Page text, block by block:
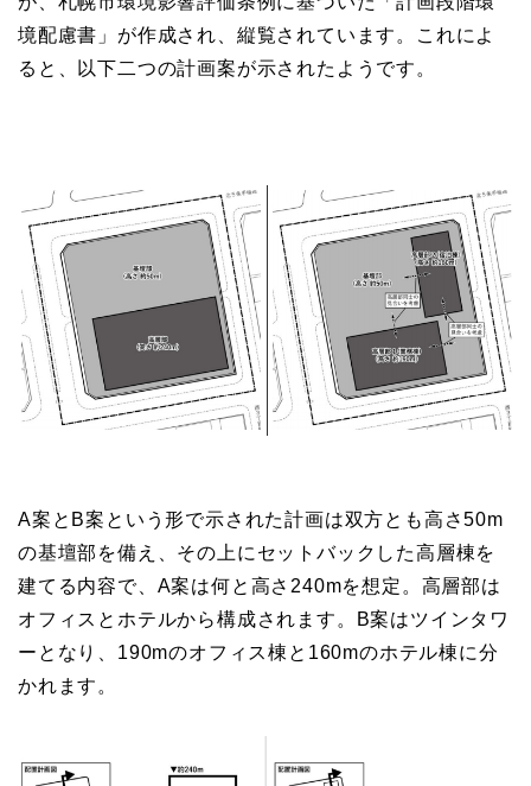
境配慮書」が作成され、縦覧されています。これによ
ると、以下二つの計画案が示されたようです。
A案とB案という形で示された計画は双方とも高さ50m
の基壇部を備え、その上にセットバックした高層棟を
建てる内容で、A案は何と高さ240mを想定。高層部は
オフィスとホテルから構成されます。B案はツインタワ
ーとなり、190mのオフィス棟と160mのホテル棟に分
かれます。